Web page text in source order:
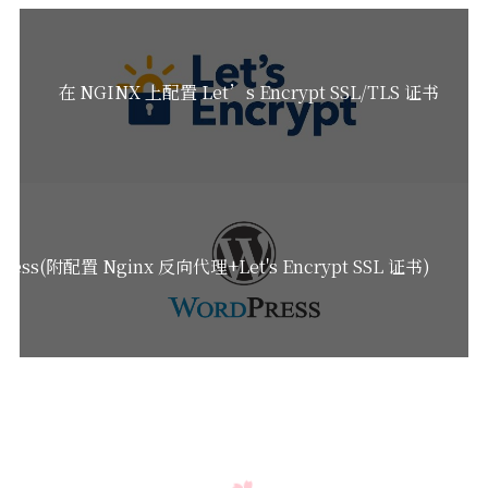
在 NGINX 上配置 Let’s Encrypt SSL/TLS 证书
附配置 Nginx 反向代理+Let's Encrypt SSL 证书)